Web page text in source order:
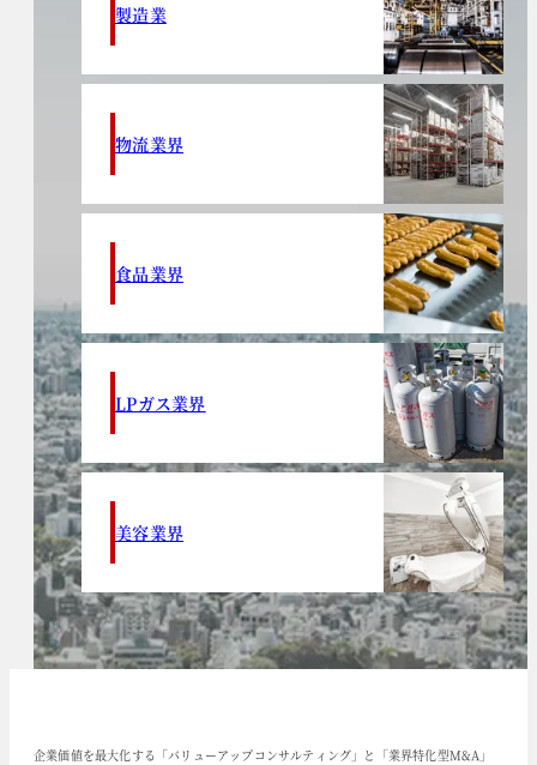
製造業
物流業界
食品業界
LPガス業界
美容業界
企業価値を最大化する「バリューアップコンサルティング」と「業界特化型M&A」